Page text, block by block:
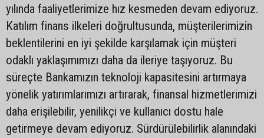
yılında faaliyetlerimize hız kesmeden devam ediyoruz.
Katılım finans ilkeleri doğrultusunda, müşterilerimizin
beklentilerini en iyi şekilde karşılamak için müşteri
odaklı yaklaşımımızı daha da ileriye taşıyoruz. Bu
süreçte Bankamızın teknoloji kapasitesini artırmaya
yönelik yatırımlarımızı artırarak, finansal hizmetlerimizi
daha erişilebilir, yenilikçi ve kullanıcı dostu hale
getirmeye devam ediyoruz. Sürdürülebilirlik alanındaki